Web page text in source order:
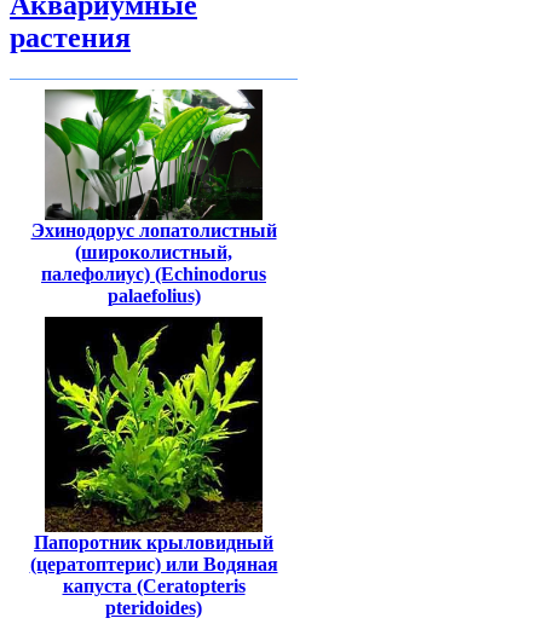
растения
Эхинодорус лопатолистный
(широколистный,
палефолиус) (Echinodorus
palaefolius)
Папоротник крыловидный
(цератоптерис) или Водяная
капуста (Ceratopteris
pteridoides)